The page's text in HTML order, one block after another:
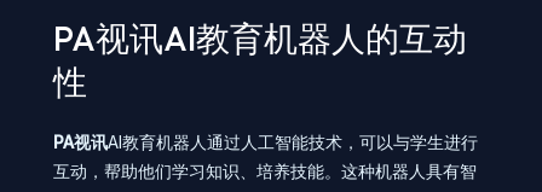
PA视讯AI教育机器人的互动
性
PA视讯AI教育机器人通过人工智能技术，可以与学生进行
互动，帮助他们学习知识、培养技能。这种机器人具有智